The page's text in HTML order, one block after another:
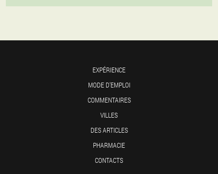
EXPÉRIENCE
MODE D'EMPLOI
COMMENTAIRES
VILLES
DES ARTICLES
PHARMACIE
CONTACTS